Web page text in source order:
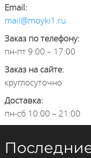
Email:
mail@moyki1.ru
Заказ по телефону:
пн-пт 9:00 – 17:00
Заказ на сайте:
круглосуточно
Доставка:
пн-сб 10:00 – 21:00